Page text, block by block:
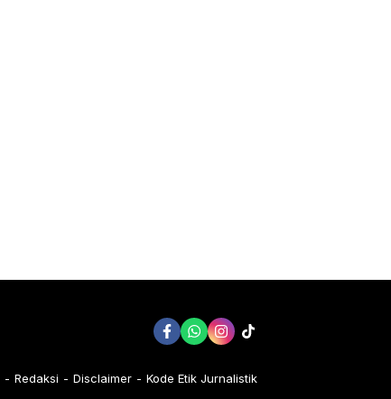
Redaksi Disclaimer Kode Etik Jurnalistik